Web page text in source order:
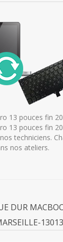
13 pouces fin
13 pouces fin
techniciens.
nos ateliers.
DUR